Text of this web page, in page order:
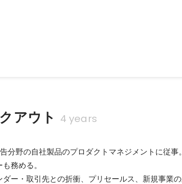
アウト 4 years
分野の自社製品のプロダクトマネジメントに従事
務める。
ー・取引先との折衝、プリセールス、新規事業